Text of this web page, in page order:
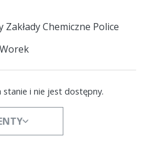
Zakłady Chemiczne Police
i nie jest dostępny.